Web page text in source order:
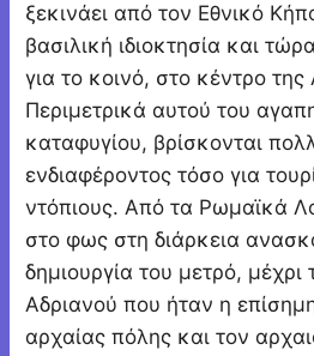
ξεκινάει από τον Εθνικό
βασιλική ιδιοκτησία και
για το κοινό, στο κέντρο
Περιμετρικά αυτού του
καταφυγίου, βρίσκονται
ενδιαφέροντος τόσο για
ντόπιους. Από τα Ρωμαϊκά
στο φως στη διάρκεια
δημιουργία του μετρό, μέχρι
Αδριανού που ήταν η
αρχαίας πόλης και τον